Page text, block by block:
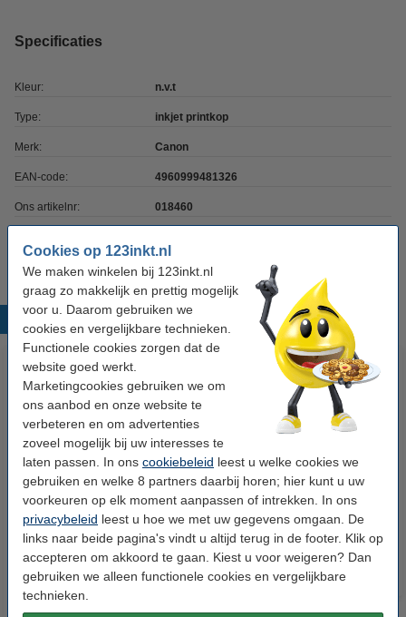
Cookies op 123inkt.nl
We maken winkelen bij 123inkt.nl
graag zo makkelijk en prettig mogelijk
voor u. Daarom gebruiken we
cookies en vergelijkbare technieken.
Functionele cookies zorgen dat de
website goed werkt.
Marketingcookies gebruiken we om
ons aanbod en onze website te
verbeteren en om advertenties
zoveel mogelijk bij uw interesses te
laten passen. In ons cookiebeleid leest u welke cookies we
gebruiken en welke 8 partners daarbij horen; hier kunt u uw
voorkeuren op elk moment aanpassen of intrekken. In ons
privacybeleid leest u hoe we met uw gegevens omgaan. De
links naar beide pagina's vindt u altijd terug in de footer. Klik op
accepteren om akkoord te gaan. Kiest u voor weigeren? Dan
gebruiken we alleen functionele cookies en vergelijkbare
technieken.
Specificaties
Kleur: n.v.t
Type: inkjet printkop
Merk: Canon
EAN-code: 4960999481326
Ons artikelnr: 018460
Populaire producten
onderhoudscartridge (origineel)
€ 60,50 Incl. 21% btw
Canon MC-07